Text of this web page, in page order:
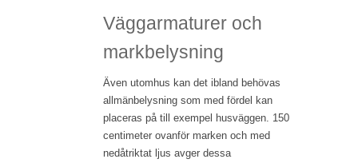
Väggarmaturer och
markbelysning
Även utomhus kan det ibland behövas
allmänbelysning som med fördel kan
placeras på till exempel husväggen. 150
centimeter ovanför marken och med
nedåtriktat ljus avger dessa